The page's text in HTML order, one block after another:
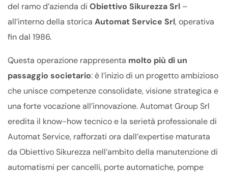
del ramo d’azienda di Obiettivo Sikurezza Srl –
all’interno della storica Automat Service Srl, operativa
fin dal 1986.
Questa operazione rappresenta molto più di un
passaggio societario: è l’inizio di un progetto ambizioso
che unisce competenze consolidate, visione strategica e
una forte vocazione all’innovazione. Automat Group Srl
eredita il know-how tecnico e la serietà professionale di
Automat Service, rafforzati ora dall’expertise maturata
da Obiettivo Sikurezza nell’ambito della manutenzione di
automatismi per cancelli, porte automatiche, pompe